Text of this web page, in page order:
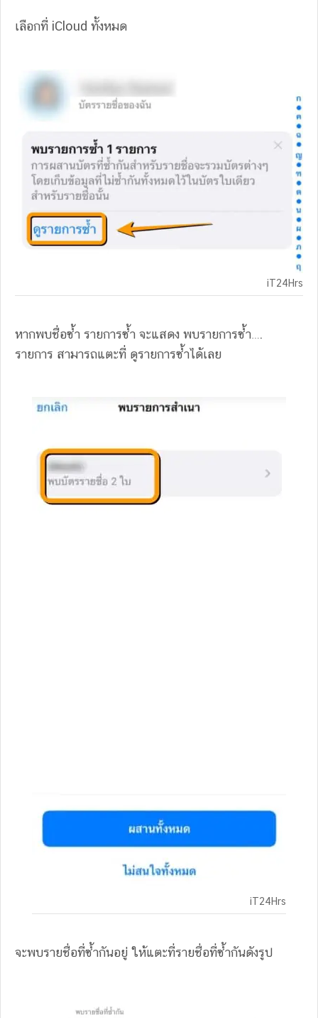
เลือกที่ iCloud ทั้งหมด
iT24Hrs
หากพบชื่อซ้ำ รายการซ้ำ จะแสดง พบรายการซ้ำ….
รายการ สามารถแตะที่ ดูรายการซ้ำได้เลย
iT24Hrs
จะพบรายชื่อที่ซ้ำกันอยู่ ให้แตะที่รายชื่อที่ซ้ำกันดังรูป